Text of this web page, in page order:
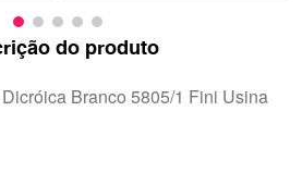
do produto
Branco 5805/1 Fini Usina